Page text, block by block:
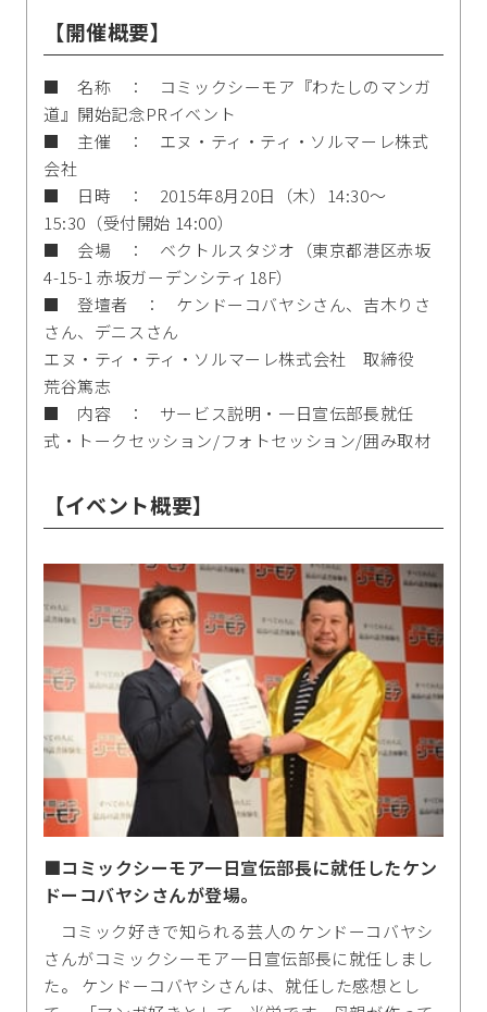
【開催概要】
■ 名称 ： コミックシーモア『わたしのマンガ
道』開始記念PRイベント
■ 主催 ： エヌ・ティ・ティ・ソルマーレ株式
会社
■ 日時 ： 2015年8月20日（木）14:30〜
15:30（受付開始 14:00）
■ 会場 ： ベクトルスタジオ（東京都港区赤坂
4-15-1 赤坂ガーデンシティ18F）
■ 登壇者 ： ケンドーコバヤシさん、吉木りさ
さん、デニスさん
エヌ・ティ・ティ・ソルマーレ株式会社 取締役
荒谷篤志
■ 内容 ： サービス説明・一日宣伝部長就任
式・トークセッション/フォトセッション/囲み取材
【イベント概要】
■コミックシーモア一日宣伝部長に就任したケン
ドーコバヤシさんが登場。
コミック好きで知られる芸人のケンドーコバヤシ
さんがコミックシーモア一日宣伝部長に就任しまし
た。 ケンドーコバヤシさんは、就任した感想とし